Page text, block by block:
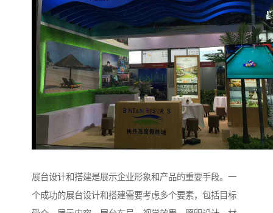
展台设计和搭建是展示企业形象和产品的重要手段。一
个成功的展台设计和搭建需要考虑多个要素，包括目标